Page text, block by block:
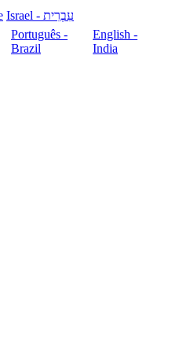
עִבְרִית - Israel
Português -
Brazil
English -
India